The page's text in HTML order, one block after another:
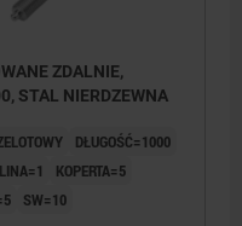
ZDALNIE,
STAL NIERDZEWNA
DŁUGOŚĆ=1000
LINA=1
KOPERTA=5
SW=10